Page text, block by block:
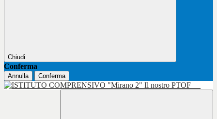
Chiudi
Conferma
Annulla Conferma
Il nostro PTOF